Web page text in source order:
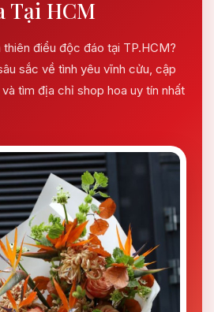
Tại HCM
điểu độc đáo tại TP.HCM?
sắc về tình yêu vĩnh cửu, cập
tìm địa chỉ shop hoa uy tín nhất
sẽ phản hồi sớm.